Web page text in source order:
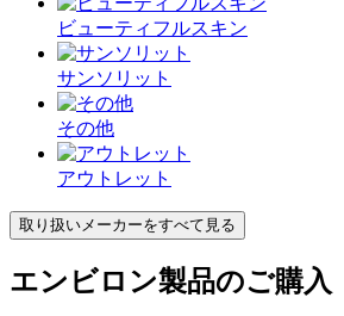
ビューティフルスキン
サンソリット
その他
アウトレット
取り扱いメーカーをすべて見る
エンビロン製品のご購入